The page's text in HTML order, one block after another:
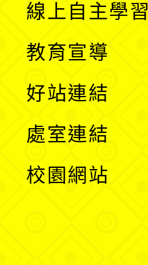
線上自主學習
教育宣導
好站連結
處室連結
校園網站